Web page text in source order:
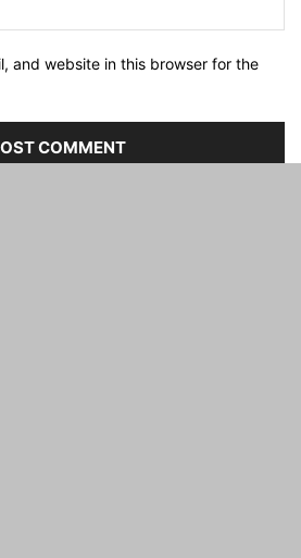
and website in this browser for the